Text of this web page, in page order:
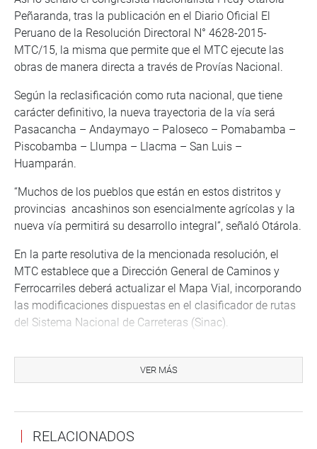
Peñaranda, tras la publicación en el Diario Oficial El
Peruano de la Resolución Directoral N° 4628-2015-
MTC/15, la misma que permite que el MTC ejecute las
obras de manera directa a través de Provías Nacional.
Según la reclasificación como ruta nacional, que tiene
carácter definitivo, la nueva trayectoria de la vía será
Pasacancha – Andaymayo – Paloseco – Pomabamba –
Piscobamba – Llumpa – Llacma – San Luis –
Huamparán.
“Muchos de los pueblos que están en estos distritos y
provincias ancashinos son esencialmente agrícolas y la
nueva vía permitirá su desarrollo integral”, señaló Otárola.
En la parte resolutiva de la mencionada resolución, el
MTC establece que a Dirección General de Caminos y
Ferrocarriles deberá actualizar el Mapa Vial, incorporando
las modificaciones dispuestas en el clasificador de rutas
del Sistema Nacional de Carreteras (Sinac).
sostuvo una reunión con el titular del sector, David
Gallardo Ku, acompañado de los alcaldes de la
(presidente); Pomabamba, Julio Azaña Muñoz; Mariscal
VER MÁS
RELACIONADOS